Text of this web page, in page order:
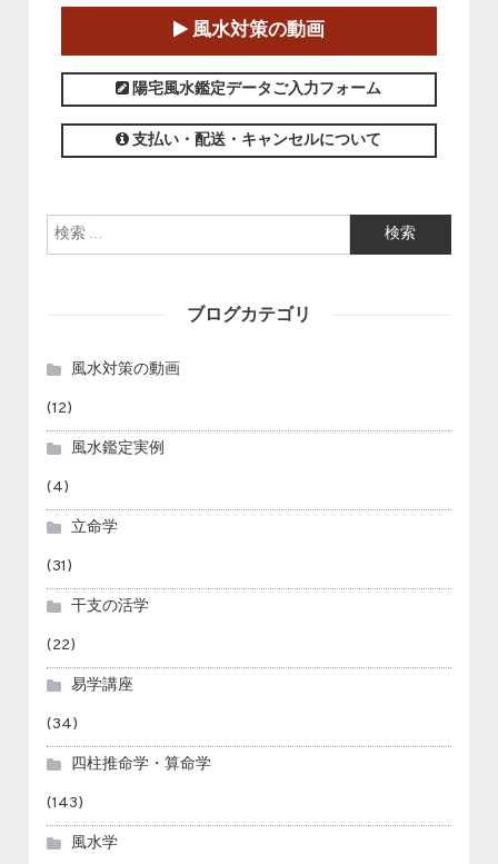
2025-01-11～2025-05-11
この講座の募集は終了しました。
風水対策の動画
陽宅風水鑑定データご入力フォーム
支払い・配送・キャンセルについて
検索:
ブログカテゴリ
風水対策の動画
(12)
風水鑑定実例
(4)
立命学
(31)
干支の活学
(22)
易学講座
(34)
四柱推命学・算命学
(143)
風水学